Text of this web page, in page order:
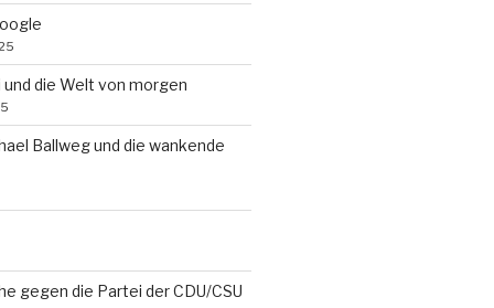
und die Welt von morgen
Ballweg und die wankende
gegen die Partei der CDU/CSU